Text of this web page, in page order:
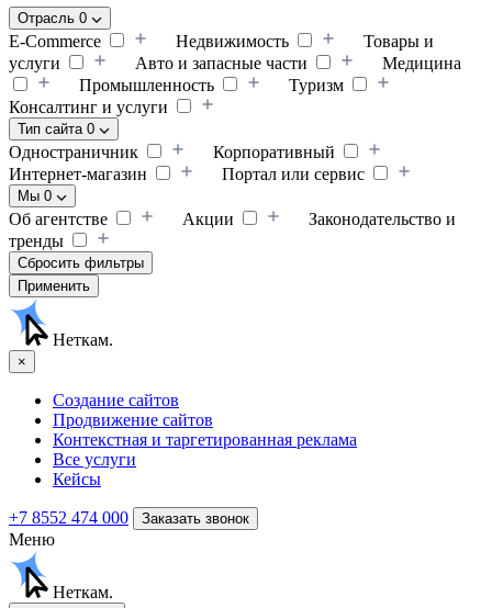
Отрасль 0
E-Commerce Недвижимость
Товары и
услуги
Авто и запасные части
Медицина
Промышленность
Туризм
Консалтинг и услуги
Тип сайта 0
Одностраничник
Корпоративный
Интернет-магазин
Портал или сервис
Мы 0
Об агентстве Акции
Законодательство и
тренды
Сбросить фильтры
Применить
Неткам.
×
Создание сайтов
Продвижение сайтов
Контекстная и таргетированная реклама
Все услуги
Кейсы
+7 8552 474 000 Заказать звонок
Меню
Неткам.